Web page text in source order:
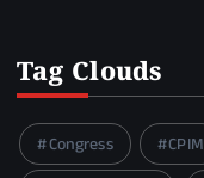
Tag Clouds
Congress CPIM